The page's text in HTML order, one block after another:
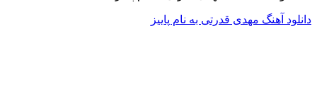
دانلود آهنگ مهدی قدرتی به نام پاییز